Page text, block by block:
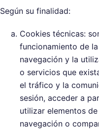
Según su finalidad:
Cookies técnicas:
funcionamiento de
navegación y la
o servicios que
el tráfico y la
sesión, acceder a
utilizar elementos
navegación o